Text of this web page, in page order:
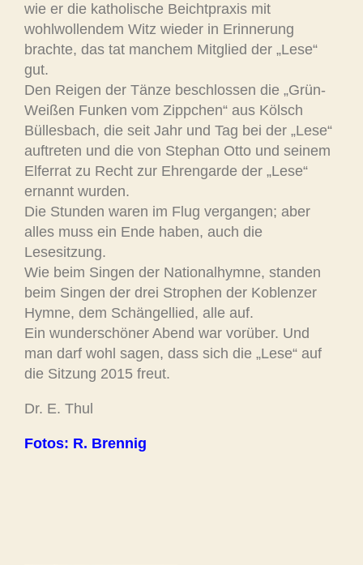
wie er die katholische Beichtpraxis mit
wohlwollendem Witz wieder in Erinnerung
brachte, das tat manchem Mitglied der „Lese“
gut.
Den Reigen der Tänze beschlossen die „Grün-
Weißen Funken vom Zippchen“ aus Kölsch
Büllesbach, die seit Jahr und Tag bei der „Lese“
auftreten und die von Stephan Otto und seinem
Elferrat zu Recht zur Ehrengarde der „Lese“
ernannt wurden.
Die Stunden waren im Flug vergangen; aber
alles muss ein Ende haben, auch die
Lesesitzung.
Wie beim Singen der Nationalhymne, standen
beim Singen der drei Strophen der Koblenzer
Hymne, dem Schängellied, alle auf.
Ein wunderschöner Abend war vorüber. Und
man darf wohl sagen, dass sich die „Lese“ auf
die Sitzung 2015 freut.
Dr. E. Thul
Fotos: R. Brennig